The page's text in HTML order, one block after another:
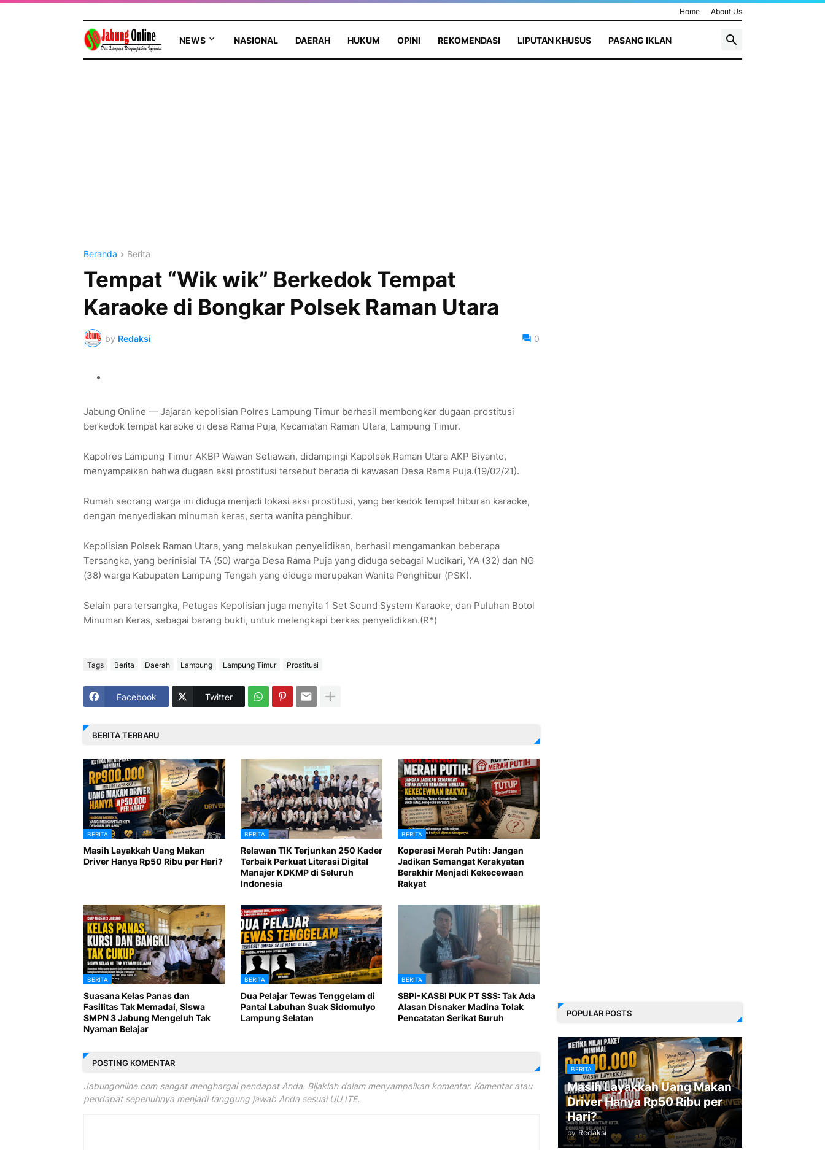
Home About Us
NEWS NASIONAL DAERAH HUKUM OPINI REKOMENDASI LIPUTAN KHUSUS PASANG IKLAN
Beranda Berita
Tempat “Wik wik” Berkedok Tempat
Karaoke di Bongkar Polsek Raman Utara
by Redaksi 0
Jabung Online — Jajaran kepolisian Polres Lampung Timur berhasil membongkar dugaan prostitusi
berkedok tempat karaoke di desa Rama Puja, Kecamatan Raman Utara, Lampung Timur.
Kapolres Lampung Timur AKBP Wawan Setiawan, didampingi Kapolsek Raman Utara AKP Biyanto,
menyampaikan bahwa dugaan aksi prostitusi tersebut berada di kawasan Desa Rama Puja.(19/02/21).
Rumah seorang warga ini diduga menjadi lokasi aksi prostitusi, yang berkedok tempat hiburan karaoke,
dengan menyediakan minuman keras, serta wanita penghibur.
Kepolisian Polsek Raman Utara, yang melakukan penyelidikan, berhasil mengamankan beberapa
Tersangka, yang berinisial TA (50) warga Desa Rama Puja yang diduga sebagai Mucikari, YA (32) dan NG
(38) warga Kabupaten Lampung Tengah yang diduga merupakan Wanita Penghibur (PSK).
Selain para tersangka, Petugas Kepolisian juga menyita 1 Set Sound System Karaoke, dan Puluhan Botol
Minuman Keras, sebagai barang bukti, untuk melengkapi berkas penyelidikan.(R*)
Tags Berita Daerah Lampung Lampung Timur Prostitusi
Facebook Twitter
BERITA TERBARU
BERITA
Masih Layakkah Uang Makan
Driver Hanya Rp50 Ribu per Hari?
BERITA
Relawan TIK Terjunkan 250 Kader
Terbaik Perkuat Literasi Digital
Manajer KDKMP di Seluruh
Indonesia
BERITA
Koperasi Merah Putih: Jangan
Jadikan Semangat Kerakyatan
Berakhir Menjadi Kekecewaan
Rakyat
BERITA
Suasana Kelas Panas dan
Fasilitas Tak Memadai, Siswa
SMPN 3 Jabung Mengeluh Tak
Nyaman Belajar
BERITA
Dua Pelajar Tewas Tenggelam di
Pantai Labuhan Suak Sidomulyo
Lampung Selatan
BERITA
SBPI-KASBI PUK PT SSS: Tak Ada
Alasan Disnaker Madina Tolak
Pencatatan Serikat Buruh
POSTING KOMENTAR
Jabungonline.com sangat menghargai pendapat Anda. Bijaklah dalam menyampaikan komentar. Komentar atau
pendapat sepenuhnya menjadi tanggung jawab Anda sesuai UU ITE.
POPULAR POSTS
BERITA
Masih Layakkah Uang Makan
Driver Hanya Rp50 Ribu per
Hari?
by Redaksi